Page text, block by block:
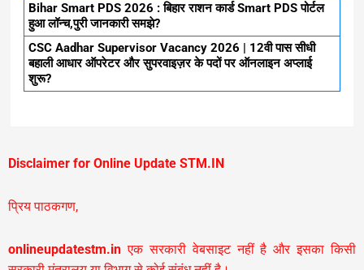
Bihar Smart PDS 2026 : बिहार राशन कार्ड Smart PDS पोर्टल
हुआ लॉन्च,पुरी जानकारी समझे?
CSC Aadhar Supervisor Vacancy 2026 | 12वी पास सीधी
बहाली आधार ऑपरेटर और सुपरवाइज़र के पदों पर ऑनलाइन अप्लाई
शुरू?
Disclaimer for Online Update STM.IN
प्रिय पाठकगण,
onlineupdatestm.in एक सरकारी वेबसाइट नहीं है और इसका किसी